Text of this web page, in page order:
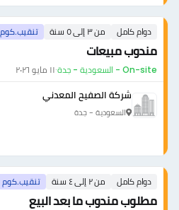
دوام كامل من ٣ إلى ٥ سنة تنقيب.كوم
مندوب مبيعات
On-site - السعودية - جدة ·١١ مايو ٢٠٢٦
شركة الصفيح المعدني
السعودية - جدة
دوام كامل من ٢ إلى ٤ سنة تنقيب.كوم
مطلوب مندوب ما بعد البيع